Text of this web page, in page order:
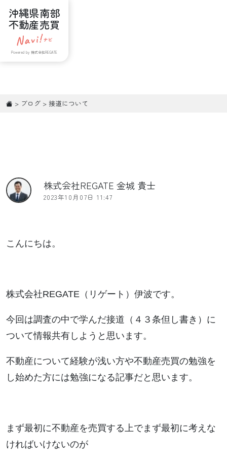
沖縄県南部
不動産売買
Powered by 株式会社REGATE
> ブログ > 接道について
株式会社REGATE 金城 貴士
2023年10月07日 11:47
こんにちは。
株式会社REGATE（リゲート）伊波です。
今回は調査の中で学んだ接道（４３条但し書き）に
ついて情報共有しようと思います。
不動産について経験が浅い方や不動産売買の勉強を
し始めた方には勉強になる記事だと思います。
まず最初に不動産を売買する上でまず最初に考えな
ければいけないのが